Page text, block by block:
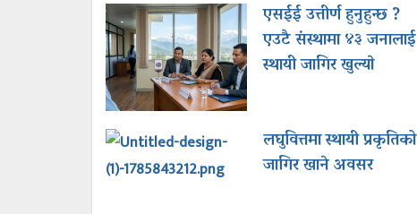
एसईई उत्तीर्ण हुनुहुन्छ ?
एउटै संस्थामा ४३ जनालाई
स्थायी जागिर खुल्याे
लघुवित्तमा स्थायी प्रकृतिको
जागिर खाने अवसर